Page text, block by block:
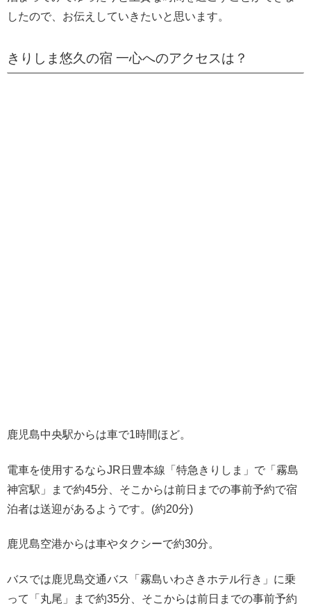
したので、お伝えしていきたいと思います。
きりしま悠久の宿 一心へのアクセスは？
鹿児島中央駅からは車で1時間ほど。
電車を使用するならJR日豊本線「特急きりしま」で「霧島
神宮駅」まで約45分、そこからは前日までの事前予約で宿
泊者は送迎があるようです。(約20分)
鹿児島空港からは車やタクシーで約30分。
バスでは鹿児島交通バス「霧島いわさきホテル行き」に乗
って「丸尾」まで約35分、そこからは前日までの事前予約